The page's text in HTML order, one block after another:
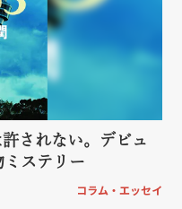
されない。デビュ
ミステリー
コラム・エッセイ